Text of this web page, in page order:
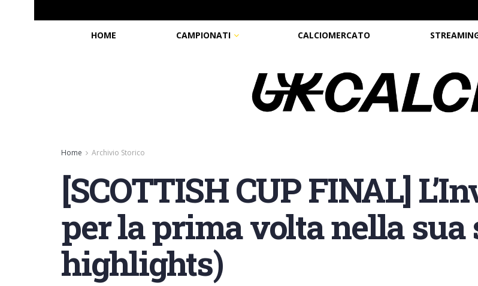
HOME CAMPIONATI CALCIOMERCATO
Home Archivio Storico
[SCOTTISH CUP FINAL]
per la prima volta nella sua
highlights)